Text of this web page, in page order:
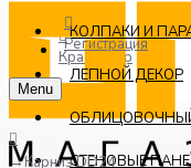
Краснодар
КОЛПАКИ И
ЛЕПНОЙ ДЕКОР
СТЕНОВЫЕ
Регистрация
Menu
Карниз DD24